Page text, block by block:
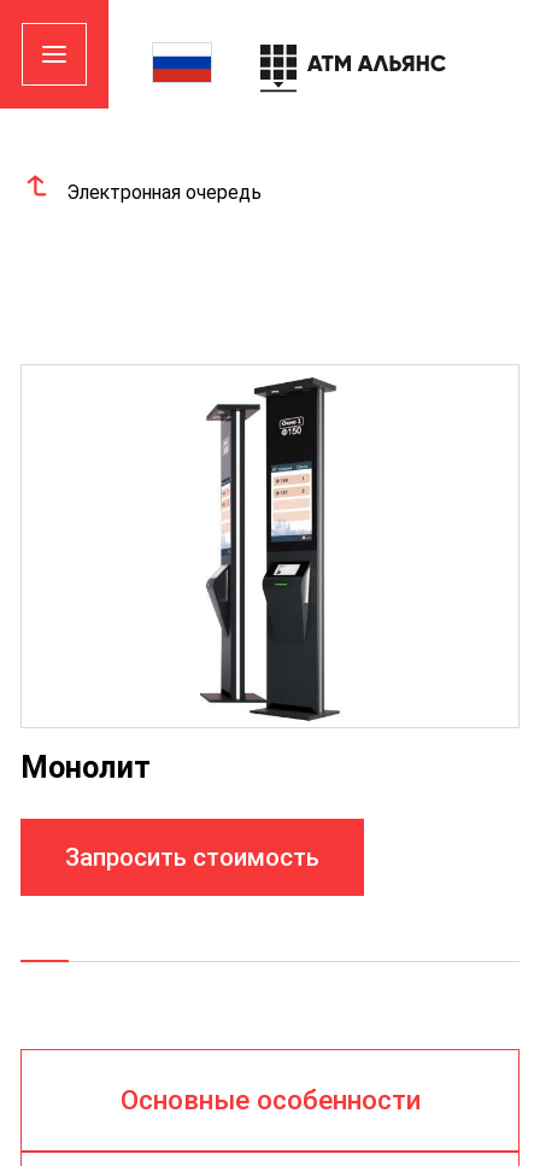
Электронная очередь
Монолит
Запросить стоимость
Основные особенности